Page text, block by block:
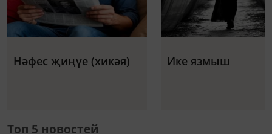
Нәфес җиңүе (хикәя) Ике язмыш
Топ 5 новостей